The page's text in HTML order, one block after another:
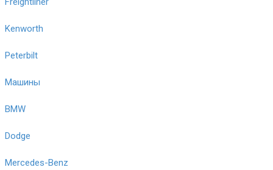
Kenworth
Peterbilt
Машины
BMW
Dodge
Mercedes-Benz